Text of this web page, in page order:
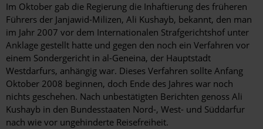
Im Oktober gab die Regierung die Inhaftierung des früheren
Führers der Janjawid-Milizen, Ali Kushayb, bekannt, den man
im Jahr 2007 vor dem Internationalen Strafgerichtshof unter
Anklage gestellt hatte und gegen den noch ein Verfahren vor
einem Sondergericht in al-Geneina, der Hauptstadt
Westdarfurs, anhängig war. Dieses Verfahren sollte Anfang
Oktober 2008 beginnen, doch Ende des Jahres war noch
nichts geschehen. Nach unbestätigten Berichten genoss Ali
Kushayb in den Bundesstaaten Nord-, West- und Süddarfur
nach wie vor ungehinderte Reisefreiheit.